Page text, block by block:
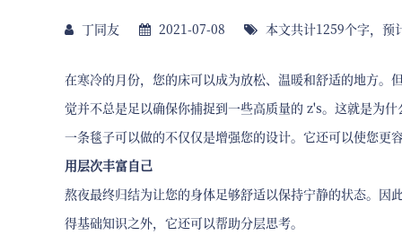
丁同友 2021-07-08 本文共计1259个字，预
在寒冷的月份，您的床可以成为放松、温暖和舒适的地方
觉并不总是足以确保你捕捉到一些高质量的 z's。这就是为
一条毯子可以做的不仅仅是增强您的设计。它还可以使您更
用层次丰富自己
熬夜最终归结为让您的身体足够舒适以保持宁静的状态。
得基础知识之外，它还可以帮助分层思考。